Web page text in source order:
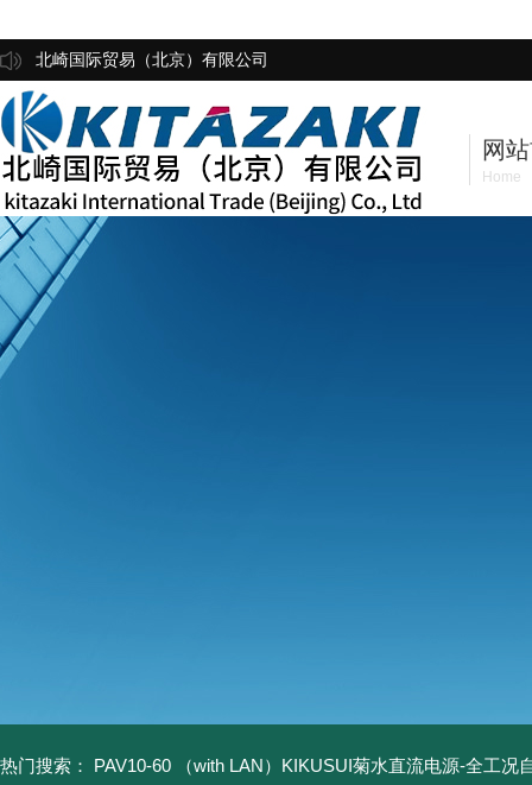
北崎国际贸易（北京）有限公司
网
Home
热门搜索： PAV10-60 （with LAN）KIKUSUI菊水直流电源-全工况